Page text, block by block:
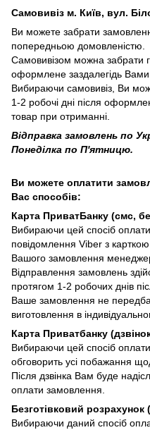
Самовивіз м. Київ, вул.
Ви можете забрати
попередньою домовленістю.
Самовивізом можна забрати
оформлене заздалегідь Вами
Вибираючи самовивіз, Ви
1-2 робочі дні після
товар при отриманні.
Відправка замовлень по
Понеділка по П'ятницю.
Ви можете оплатити
Вас способів:
Карта ПриватБанку (смс,
Вибираючи цей спосіб
повідомлення Viber з
Вашого замовлення
Відправлення замовлень
протягом 1-2 робочих днів
Ваше замовлення не
виготовлення в
Карта Приватбанку
Вибираючи цей спосіб
обговорить усі побажання
Після дзвінка Вам буде
оплати замовлення.
Безготівковий
Вибираючи даний спосіб